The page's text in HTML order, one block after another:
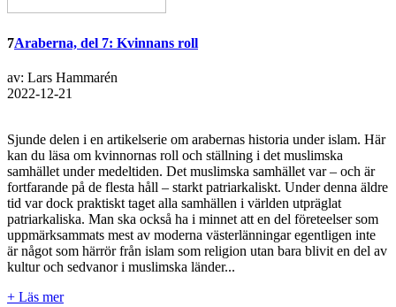
7Araberna, del 7: Kvinnans roll
av: Lars Hammarén
2022-12-21
Sjunde delen i en artikelserie om arabernas historia under islam. Här
kan du läsa om kvinnornas roll och ställning i det muslimska
samhället under medeltiden. Det muslimska samhället var – och är
fortfarande på de flesta håll – starkt patriarkaliskt. Under denna äldre
tid var dock praktiskt taget alla samhällen i världen utpräglat
patriarkaliska. Man ska också ha i minnet att en del företeelser som
uppmärksammats mest av moderna västerlänningar egentligen inte
är något som härrör från islam som religion utan bara blivit en del av
kultur och sedvanor i muslimska länder...
+ Läs mer